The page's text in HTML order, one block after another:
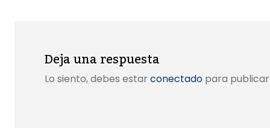
Deja una respuesta
Lo siento, debes estar conectado para